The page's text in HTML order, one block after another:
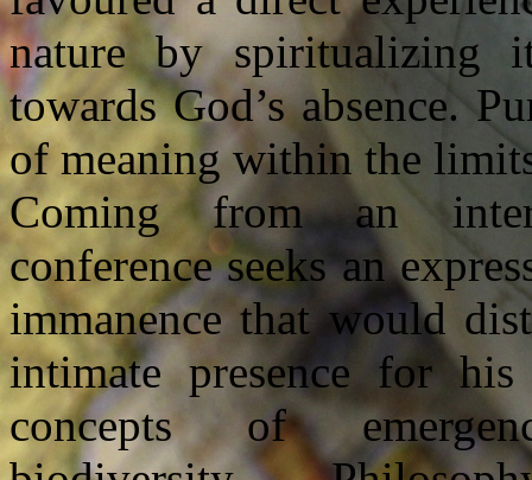
nature by spiritualizing
towards God’s absence.
of meaning within the
Coming from an
conference seeks an
immanence that would
intimate presence for
concepts of